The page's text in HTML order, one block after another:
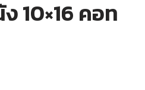
10×16 คอท